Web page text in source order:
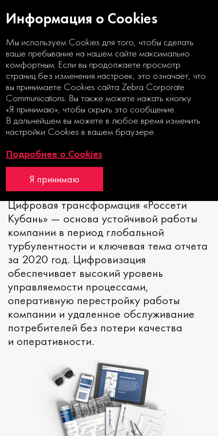
ЦИФРА В 2020
Годовой отчет
Интерактивный годовой отчет
Цифровая трансформация «Россети
Кубань» — основа устойчивой работы
компании в период глобальной
турбулентности и ключевая тема отчета
за 2020 год. Цифровизация
обеспечивает высокий уровень
управляемости процессами,
оперативную перестройку работы
компании и удаленное обслуживание
потребителей без потери качества
и оперативности.
Информация о Cookies
Мы используем Cookies для того, чтобы сделать
ваше пребывание на нашем сайте максимально
комфортным. Если вы продолжаете просмотр
страниц без изменения настроек, это означает, что
вы принимаете Cookies сайта Zebra Corporate
Communications. Вы также можете нажать кнопку
«Я принимаю», чтобы скрыть это сообщение.
В дальнейшем вы можете в любое время изменить
настройки Cookies в вашем браузере.
Подробнее о Cookies
Я принимаю